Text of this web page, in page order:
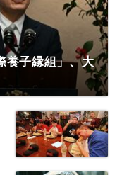
養子縁組」、大